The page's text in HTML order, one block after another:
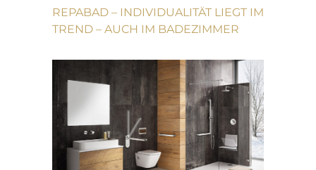
REPABAD – INDIVIDUALITÄT LIEGT IM
TREND – AUCH IM BADEZIMMER